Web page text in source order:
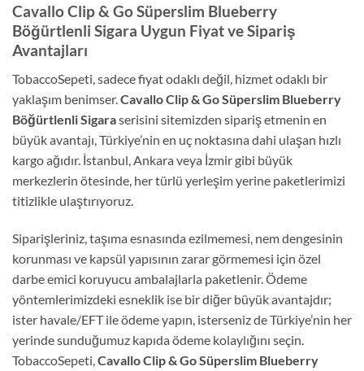
Cavallo Clip & Go Süperslim Blueberry
Böğürtlenli Sigara Uygun Fiyat ve Sipariş
Avantajları
TobaccoSepeti, sadece fiyat odaklı değil, hizmet odaklı bir
yaklaşım benimser.Cavallo Clip & Go Süperslim Blueberry
Böğürtlenli Sigaraserisini sitemizden sipariş etmenin en
büyük avantajı, Türkiye’nin en uç noktasına dahi ulaşan hızlı
kargo ağıdır. İstanbul, Ankara veya İzmir gibi büyük
merkezlerin ötesinde, her türlü yerleşim yerine paketlerimizi
titizlikle ulaştırıyoruz.
Siparişleriniz, taşıma esnasında ezilmemesi, nem dengesinin
korunması ve kapsül yapısının zarar görmemesi için özel
darbe emici koruyucu ambalajlarla paketlenir. Ödeme
yöntemlerimizdeki esneklik ise bir diğer büyük avantajdır;
ister havale/EFT ile ödeme yapın, isterseniz de Türkiye’nin her
yerinde sunduğumuz kapıda ödeme kolaylığını seçin.
TobaccoSepeti, Cavallo Clip & Go Süperslim Blueberry